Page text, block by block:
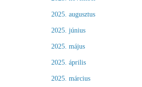
2025. augusztus
2025. június
2025. május
2025. április
2025. március